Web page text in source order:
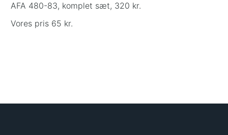
AFA 480-83, komplet sæt, 320 kr.
Vores pris 65 kr.